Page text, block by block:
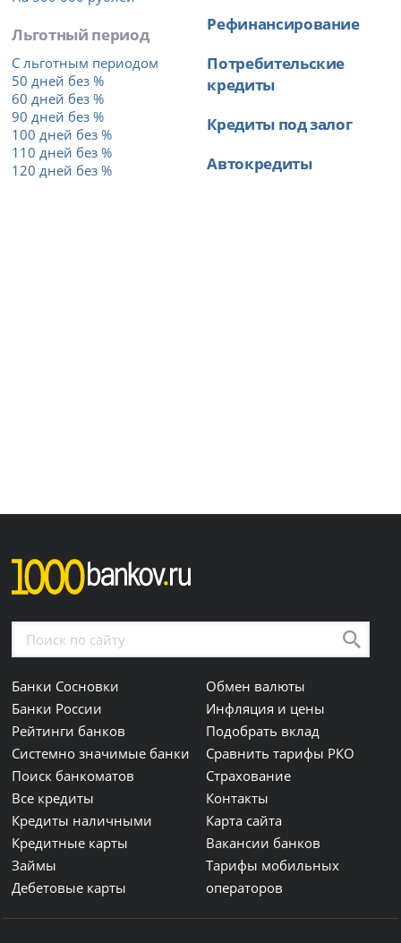
Льготный период
С льготным периодом
50 дней без %
60 дней без %
90 дней без %
100 дней без %
110 дней без %
120 дней без %
Рефинансирование
Потребительские
кредиты
Кредиты под залог
Автокредиты
Банки Сосновки
Банки России
Рейтинги банков
Системно значимые банки
Поиск банкоматов
Все кредиты
Кредиты наличными
Кредитные карты
Займы
Дебетовые карты
Обмен валюты
Инфляция и цены
Подобрать вклад
Сравнить тарифы РКО
Страхование
Контакты
Карта сайта
Вакансии банков
Тарифы мобильных
операторов